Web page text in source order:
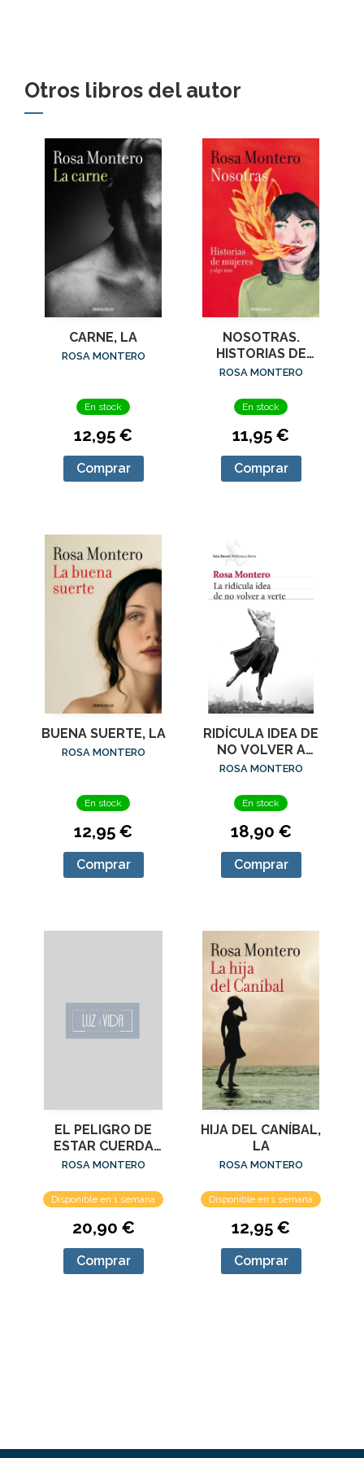
Otros libros del autor
CARNE, LA
ROSA MONTERO
En stock
12,95 €
Comprar
NOSOTRAS.
HISTORIAS DE
MUJERES Y ALGO
ROSA MONTERO
En stock
11,95 €
Comprar
BUENA SUERTE, LA
ROSA MONTERO
En stock
12,95 €
Comprar
RIDÍCULA IDEA DE
NO VOLVER A
VERTE, LA
ROSA MONTERO
En stock
18,90 €
Comprar
EL PELIGRO DE
ESTAR CUERDA
(FIRMADO)
ROSA MONTERO
Disponible en 1 semana
20,90 €
Comprar
HIJA DEL CANÍBAL,
LA
ROSA MONTERO
Disponible en 1 semana
12,95 €
Comprar